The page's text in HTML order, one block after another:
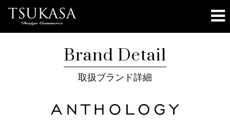
Brand Detail
取扱ブランド詳細